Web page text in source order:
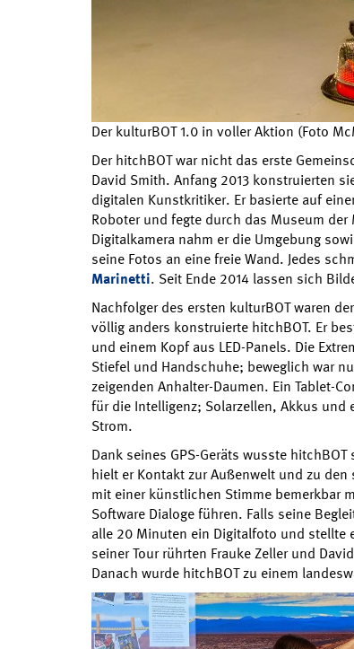
Der kulturBOT 1.0 in voller Aktion (Foto
Der hitchBOT war nicht das erste
David Smith. Anfang 2013 konstruierten
digitalen Kunstkritiker. Er basierte auf
Roboter und fegte durch das Museum
Digitalkamera nahm er die Umgebung
seine Fotos an eine freie Wand. Jedes
Marinetti. Seit Ende 2014 lassen sich
Nachfolger des ersten kulturBOT waren
völlig anders konstruierte hitchBOT. Er
und einem Kopf aus LED-Panels. Die
Stiefel und Handschuhe; beweglich war
zeigenden Anhalter-Daumen. Ein Tablet-
für die Intelligenz; Solarzellen, Akkus und
Strom.
Dank seines GPS-Geräts wusste
hielt er Kontakt zur Außenwelt und zu
mit einer künstlichen Stimme bemerkbar
Software Dialoge führen. Falls seine
alle 20 Minuten ein Digitalfoto und stellte
seiner Tour rührten Frauke Zeller und
Danach wurde hitchBOT zu einem